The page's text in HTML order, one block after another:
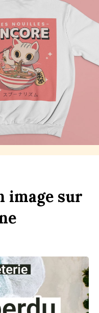
image sur